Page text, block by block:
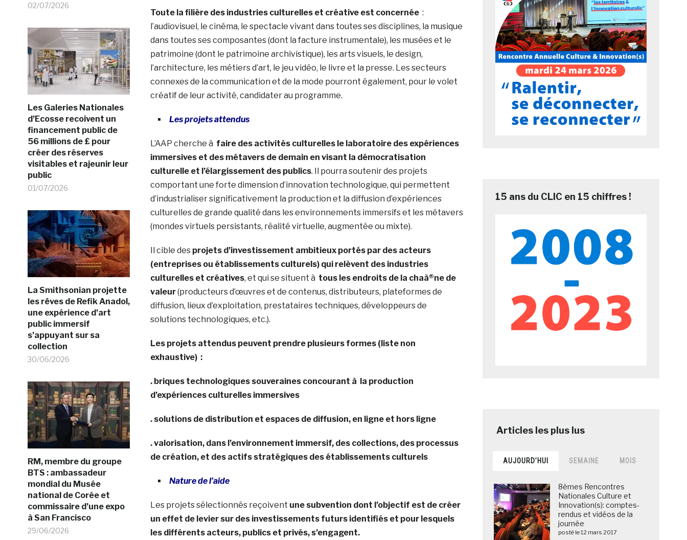
02/07/2026
Les Galeries Nationales
d’Ecosse recoivent un
financement public de
56 millions de £ pour
créer des réserves
visitables et rajeunir leur
public
01/07/2026
La Smithsonian projette
les rêves de Refik Anadol,
une expérience d’art
public immersif
s’appuyant sur sa
collection
30/06/2026
RM, membre du groupe
BTS : ambassadeur
mondial du Musée
national de Corée et
commissaire d’une expo
à San Francisco
29/06/2026
Toute la filière des industries culturelles et créative est concernée :
l’audiovisuel, le cinéma, le spectacle vivant dans toutes ses disciplines, la musique
dans toutes ses composantes (dont la facture instrumentale), les musées et le
patrimoine (dont le patrimoine archivistique), les arts visuels, le design,
l’architecture, les métiers d’art, le jeu vidéo, le livre et la presse. Les secteurs
connexes de la communication et de la mode pourront également, pour le volet
créatif de leur activité, candidater au programme.
Les projets attendus
L’AAP cherche à faire des activités culturelles le laboratoire des expériences
immersives et des métavers de demain en visant la démocratisation
culturelle et l’élargissement des publics. Il pourra soutenir des projets
comportant une forte dimension d’innovation technologique, qui permettent
d’industrialiser significativement la production et la diffusion d’expériences
culturelles de grande qualité dans les environnements immersifs et les métavers
(mondes virtuels persistants, réalité virtuelle, augmentée ou mixte).
Il cible des projets d’investissement ambitieux portés par des acteurs
(entreprises ou établissements culturels) qui relèvent des industries
culturelles et créatives, et qui se situent à tous les endroits de la chaà®ne de
valeur(producteurs d’œuvres et de contenus, distributeurs, plateformes de
diffusion, lieux d’exploitation, prestataires techniques, développeurs de
solutions technologiques, etc.).
Les projets attendus peuvent prendre plusieurs formes (liste non
exhaustive) :
. briques technologiques souveraines concourant à la production
d’expériences culturelles immersives
. solutions de distribution et espaces de diffusion, en ligne et hors ligne
. valorisation, dans l’environnement immersif, des collections, des processus
de création, et des actifs stratégiques des établissements culturels
Nature de l’aide
Les projets sélectionnés reçoivent une subvention dont l’objectif est de créer
un effet de levier sur des investissements futurs identifiés et pour lesquels
les différents acteurs, publics et privés, s’engagent.
15 ans du CLIC en 15 chiffres !
AUJOURD’HUI SEMAINE MOIS
8èmes Rencontres
Nationales Culture et
Innovation(s): comptes-
rendus et vidéos de la
journée
posté le 12 mars 2017